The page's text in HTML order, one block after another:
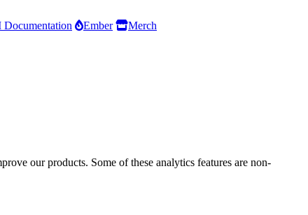
Documentation Ember
Merch
our products. Some of these analytics features are non-